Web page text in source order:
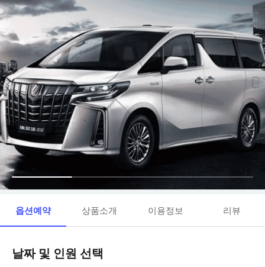
옵션예약 상품소개 이용정보 리뷰
날짜 및 인원 선택